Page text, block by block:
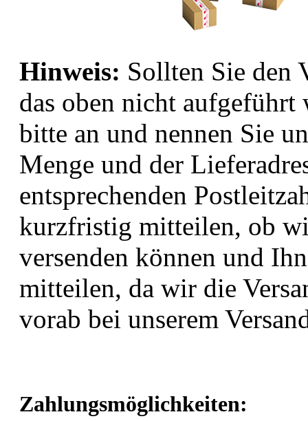
Hinweis: Sollten Sie den
das oben nicht aufgeführt
bitte an und nennen Sie
Menge und der
entsprechenden
kurzfristig mitteilen, ob
versenden können und
mitteilen, da wir die
vorab bei unserem
Zahlungsmöglichkeiten: